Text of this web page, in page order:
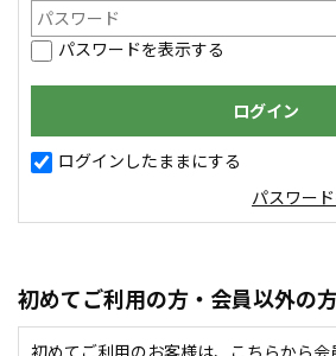
パスワードを表示する
ログインしたままにする
パスワー
初めてご利用の方・会員以外の